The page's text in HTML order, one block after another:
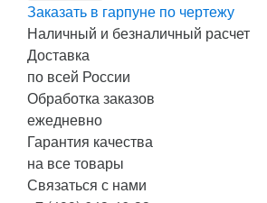
Заказать в гарпуне по чертежу
Наличный и безналичный расчет
Доставка
по всей России
Обработка заказов
ежедневно
Гарантия качества
на все товары
Связаться с нами